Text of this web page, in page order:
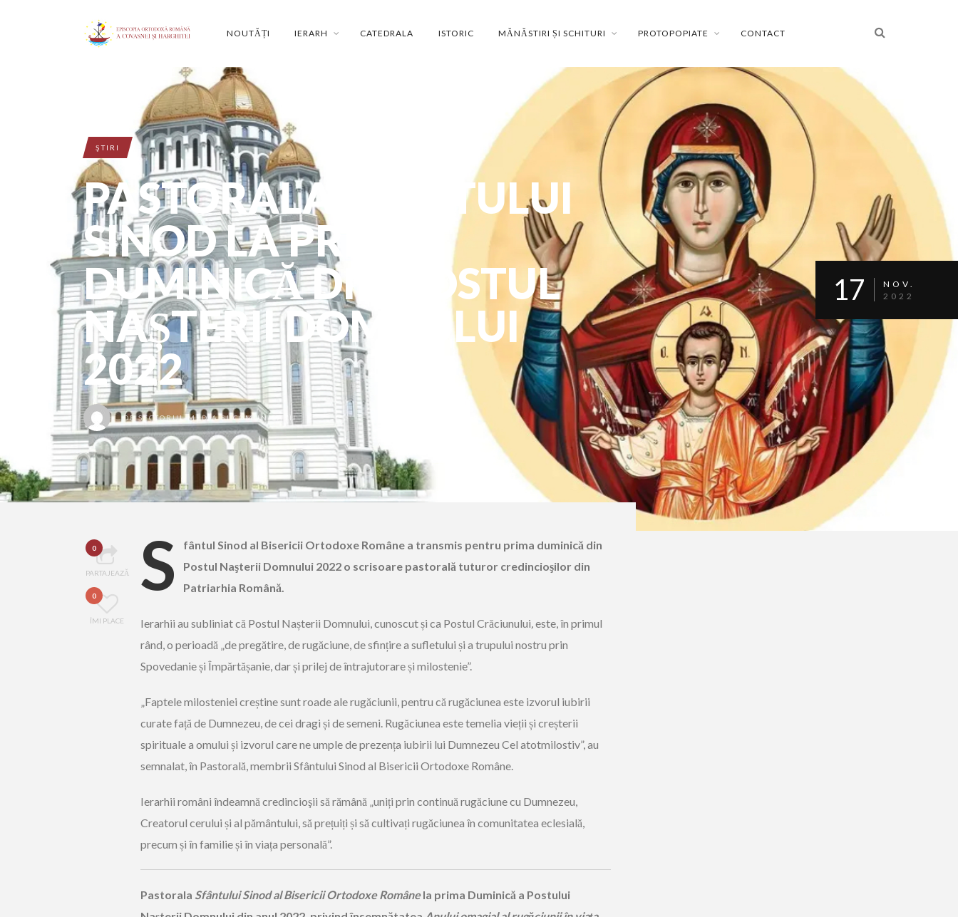
NOUTĂȚI IERARH CATEDRALA ISTORIC MĂNĂSTIRI ȘI SCHITURI PROTOPOPIATE CONTACT
ŞTIRI
PASTORALA SFÂNTULUI
SINOD LA PRIMA
DUMINICĂ DIN POSTUL
NAȘTERII DOMNULUI
2022
DESECTORUL MEDIA ȘI COMUNICAȚII
17
NOV.
2022
0
PARTAJEAZĂ
0
ÎMI PLACE
S
fântul Sinod al Bisericii Ortodoxe Române a transmis pentru prima duminică din
Postul Naşterii Domnului 2022 o scrisoare pastorală tuturor credincioşilor din
Patriarhia Română.
Ierarhii au subliniat că Postul Nașterii Domnului, cunoscut și ca Postul Crăciunului este, în primul
rând, o perioadă „de pregătire, de rugăciune, de sfințire a sufletului și a trupului nostru prin
Spovedanie și Împărtășanie, dar și prilej de întrajutorare și milostenie”.
„Faptele milosteniei creștine sunt roade ale rugăciunii, pentru că rugăciunea este izvorul iubirii
curate față de Dumnezeu, de cei dragi și de semeni. Rugăciunea este temelia vieții și creșterii
spirituale a omului și izvorul care ne umple de prezența iubirii lui Dumnezeu Cel atotmilostiv”, au
semnalat, în Pastorală, membrii Sfântului Sinod al Bisericii Ortodoxe Române.
Ierarhii români îndeamnă credincioşii să rămână „uniți prin continuă rugăciune cu Dumnezeu,
Creatorul cerului și al pământului, să prețuiți și să cultivați rugăciunea în comunitatea eclesială,
precum și în familie și în viața personală”.
Pastorala Sfântului Sinod al Bisericii Ortodoxe Românela prima Duminică a Postului